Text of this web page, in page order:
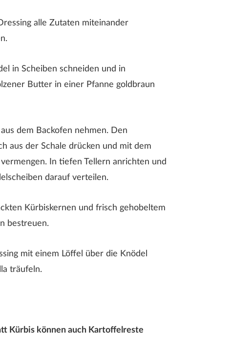
alle Zutaten miteinander
in Scheiben schneiden und in
Butter in einer Pfanne goldbraun
dem Backofen nehmen. Den
aus der Schale drücken und mit dem
In tiefen Tellern anrichten und
darauf verteilen.
Kürbiskernen und frisch gehobeltem
bestreuen.
mit einem Löffel über die Knödel
träufeln.
Kürbis können auch Kartoffelreste